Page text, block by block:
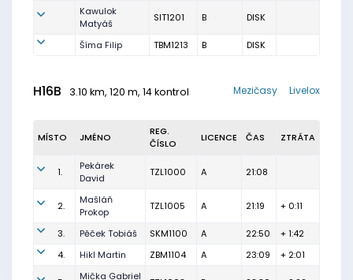
Kawulok
Matyáš
SIT1201 B DISK
Šíma Filip TBM1213 B DISK
H16B 3.10 km, 120 m, 14 kontrol Livelox
Mezičasy
MÍSTO JMÉNO
REG.
ČÍSLO
LICENCE ČAS ZTRÁTA
1.
Pekárek
David
TZL1000 A 21:08
2.
Mašláň
Prokop
TZL1005 A 21:19 + 0:11
3. Pěček Tobiáš SKM1100 A 22:50
+ 1:42
4.
Hikl Martin ZBM1104 A 23:09 + 2:01
Mička Gabriel